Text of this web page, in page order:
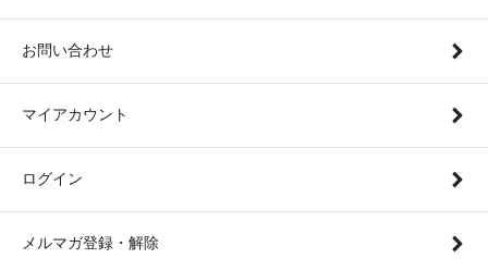
お問い合わせ
マイアカウント
ログイン
メルマガ登録・解除